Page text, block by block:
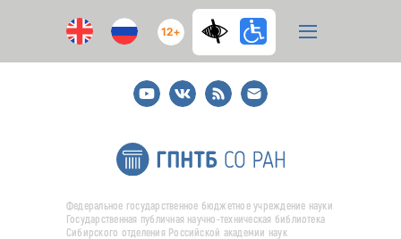
12+
YoutubeВКонтакте
RSS
E-
mail
подписка
Федеральное государственное бюджетное учреждение науки
Государственная публичная научно-техническая библиотека
Сибирского отделения Российской академии наук